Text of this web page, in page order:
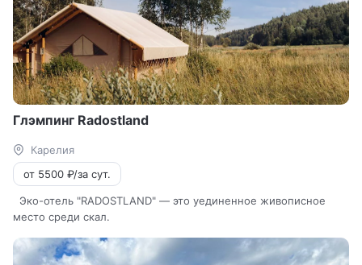
Глэмпинг Radostland
Карелия
от 5500 ₽/за сут.
Эко-отель "RADOSTLAND" — это уединенное живописное
место среди скал.